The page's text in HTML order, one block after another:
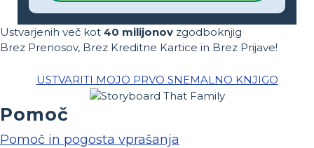
Ustvarjenih več kot 40 milijonov zgodboknjig
Brez Prenosov, Brez Kreditne Kartice in Brez Prijave!
USTVARITI MOJO PRVO SNEMALNO KNJIGO
Pomoč
Pomoč in pogosta vprašanja